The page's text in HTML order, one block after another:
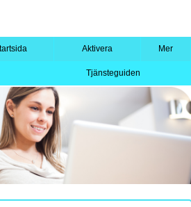
Aktivera Mer
Tjänsteguiden